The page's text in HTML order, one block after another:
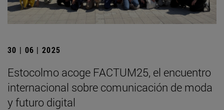
30 | 06 | 2025
Estocolmo acoge FACTUM25, el encuentro
internacional sobre comunicación de moda
y futuro digital